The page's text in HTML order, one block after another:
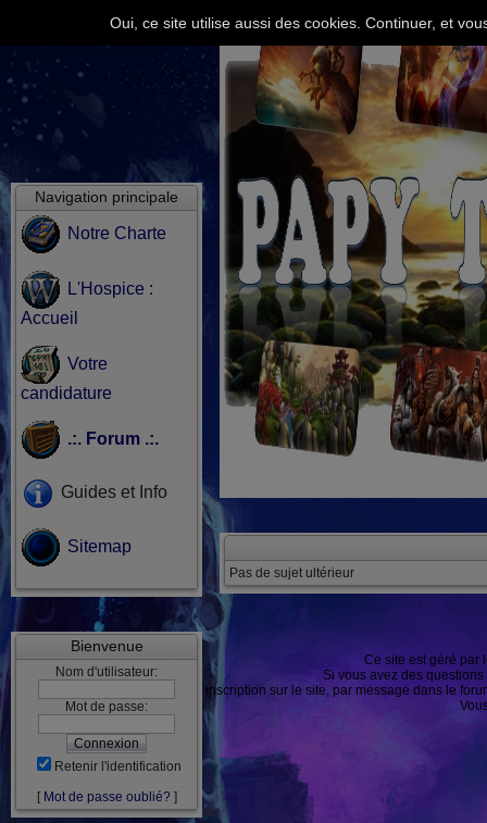
Navigation principale
Notre Charte
L'Hospice :
Accueil
Votre
candidature
.:. Forum .:.
Guides et Info
Sitemap
Bienvenue
Nom d'utilisateur:
Mot de passe:
Retenir l'identification
[ Mot de passe oublié? ]
Pas de sujet ultérieur
Ce site est géré par
Si vous avez des
ou après inscription sur le site, par message dans le
Oui, ce site utilise aussi des cookies. Continuer, et